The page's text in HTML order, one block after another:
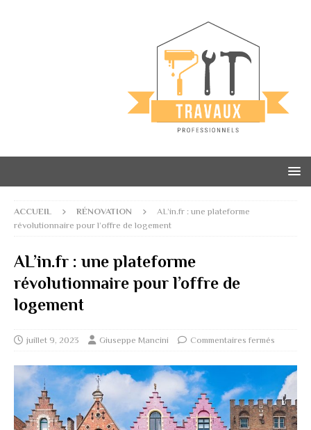
ACCUEIL RÉNOVATION
AL’in.fr : une plateforme
révolutionnaire pour l’offre de logement
AL’in.fr : une plateforme
révolutionnaire pour l’offre de
logement
juillet 9, 2023 Giuseppe Mancini Commentaires fermés